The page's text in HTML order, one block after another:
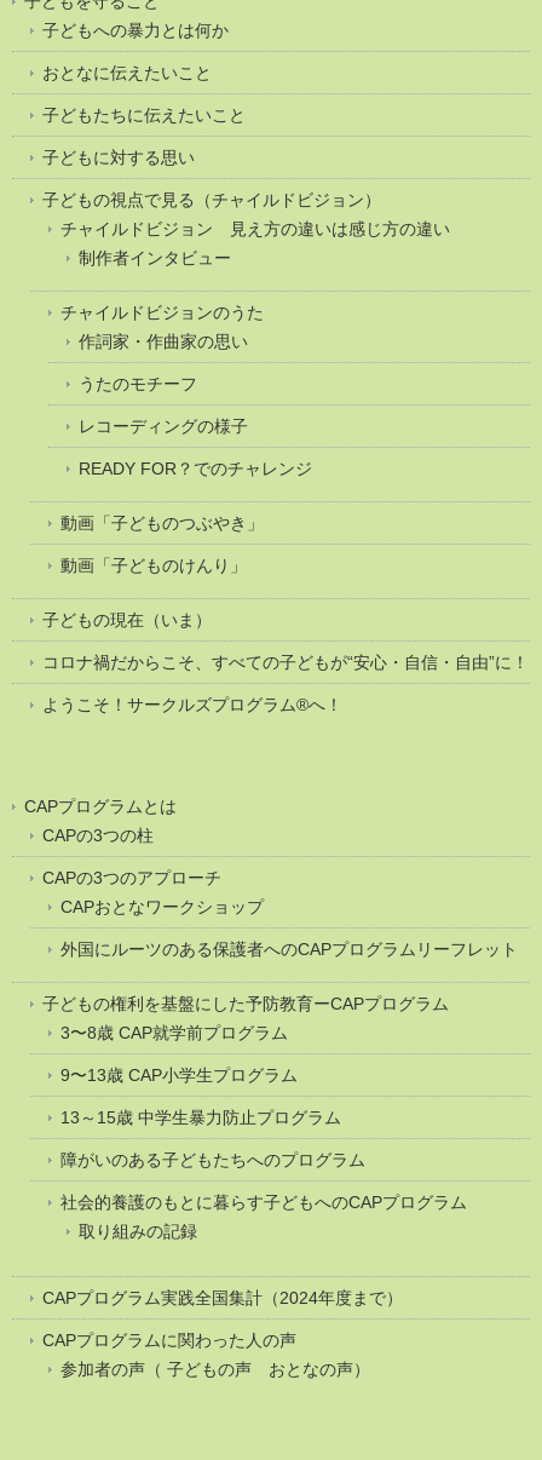
子どもへの暴力とは何か
おとなに伝えたいこと
子どもたちに伝えたいこと
子どもに対する思い
子どもの視点で見る（チャイルドビジョン）
チャイルドビジョン 見え方の違いは感じ方の違い
制作者インタビュー
チャイルドビジョンのうた
作詞家・作曲家の思い
うたのモチーフ
レコーディングの様子
READY FOR？でのチャレンジ
動画「子どものつぶやき」
動画「子どものけんり」
子どもの現在（いま）
コロナ禍だからこそ、すべての子どもが“安心・自信・自由”に！
ようこそ！サークルズプログラム®へ！
CAPプログラムとは
CAPの3つの柱
CAPの3つのアプローチ
CAPおとなワークショップ
外国にルーツのある保護者へのCAPプログラムリーフレット
子どもの権利を基盤にした予防教育ーCAPプログラム
3〜8歳 CAP就学前プログラム
9〜13歳 CAP小学生プログラム
13～15歳 中学生暴力防止プログラム
障がいのある子どもたちへのプログラム
社会的養護のもとに暮らす子どもへのCAPプログラム
取り組みの記録
CAPプログラム実践全国集計（2024年度まで）
CAPプログラムに関わった人の声
参加者の声（ 子どもの声 おとなの声）